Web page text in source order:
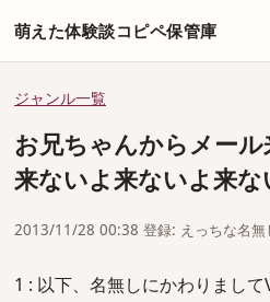
萌えた体験談コピペ保管庫
ジャンル一覧
お兄ちゃんからメー
来ないよ来ないよ来な
2013/11/28 00:38 登録: えっちな名無
1 : 以下、名無しにかわりまし